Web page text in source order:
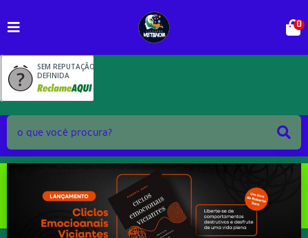
SEM REPUTAÇÃO
DEFINIDA
0